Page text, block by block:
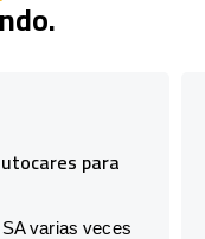
para
varias veces